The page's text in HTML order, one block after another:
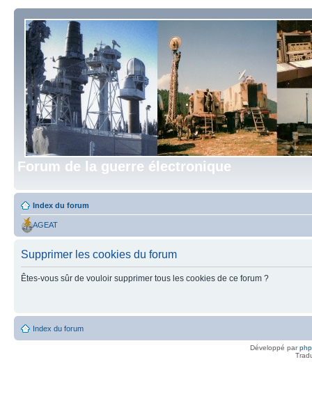
Forum de la guerre électronique
Index du forum
AGEAT
Supprimer les cookies du forum
Êtes-vous sûr de vouloir supprimer tous les cookies de ce forum ?
Index du forum
Développé par